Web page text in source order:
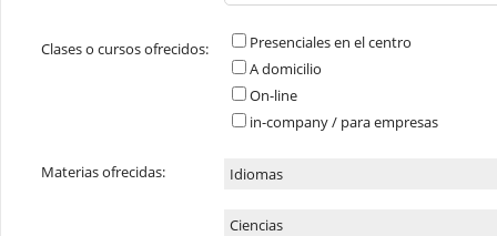
Clases o cursos ofrecidos:
Presenciales en el centro
A domicilio
On-line
in-company / para empresas
Materias ofrecidas: Idiomas
Ciencias